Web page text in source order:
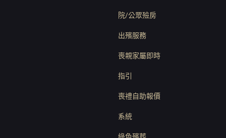
院/公眾殮房
出殯服務
喪親家屬即時
指引
喪禮自助報價
系統